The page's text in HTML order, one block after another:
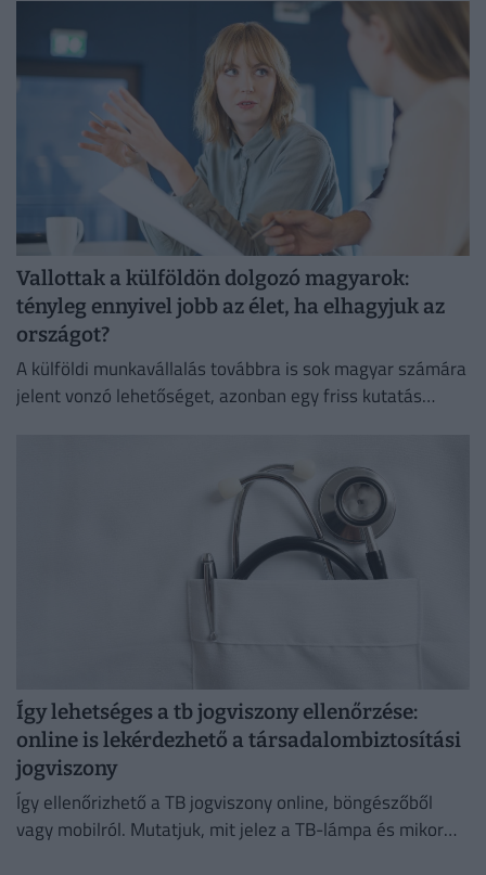
Vallottak a külföldön dolgozó magyarok:
tényleg ennyivel jobb az élet, ha elhagyjuk az
országot?
A külföldi munkavállalás továbbra is sok magyar számára
jelent vonzó lehetőséget, azonban egy friss kutatás
Így lehetséges a tb jogviszony ellenőrzése:
online is lekérdezhető a társadalombiztosítási
jogviszony
Így ellenőrizhető a TB jogviszony online, böngészőből
vagy mobilról. Mutatjuk, mit jelez a TB-lámpa és mikor